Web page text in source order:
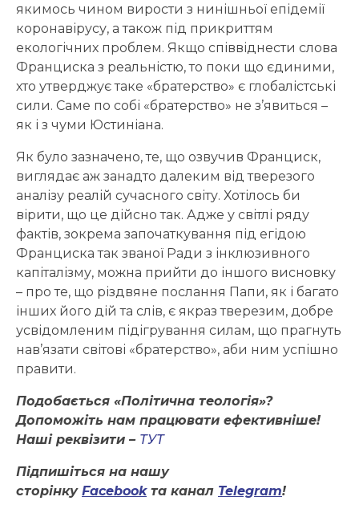
якимось чином вирости з нинішньої епідемії
коронавірусу, а також під прикриттям
екологічних проблем. Якщо співвіднести слова
Франциска з реальністю, то поки що єдиними,
хто утверджує таке «братерство» є глобалістські
сили. Саме по собі «братерство» не з’явиться –
як і з чуми Юстиніана.
Як було зазначено, те, що озвучив Франциск,
виглядає аж занадто далеким від тверезого
аналізу реалій сучасного світу. Хотілось би
вірити, що це дійсно так. Адже у світлі ряду
фактів, зокрема започаткування під егідою
Франциска так званої Ради з інклюзивного
капіталізму, можна прийти до іншого висновку
– про те, що різдвяне послання Папи, як і багато
інших його дій та слів, є якраз тверезим, добре
усвідомленим підігрування силам, що прагнуть
нав’язати світові «братерство», аби ним успішно
правити.
Подобається «Політична теологія»?
Допоможіть нам працювати ефективніше!
Наші реквізити – ТУТ
Підпишіться на нашу
сторінку Facebookта канал Telegram!